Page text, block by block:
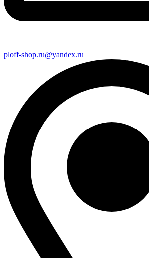
ploff-shop.ru@yandex.ru